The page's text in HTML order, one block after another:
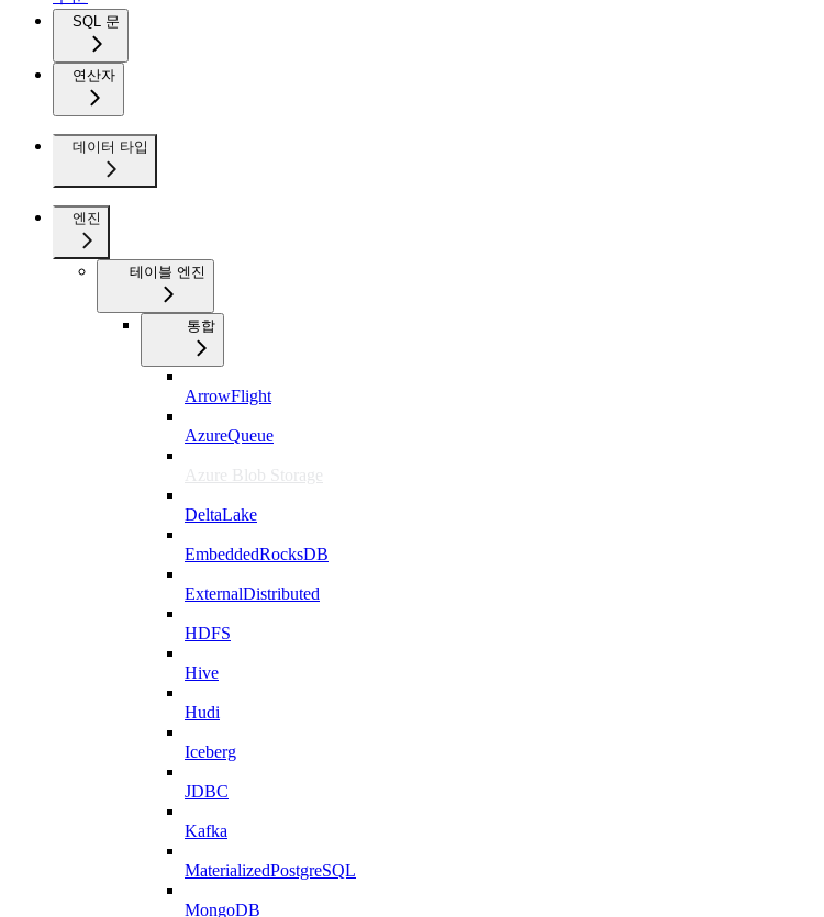
SQL 문
연산자
데이터 타입
엔진
테이블 엔진
통합
ArrowFlight
AzureQueue
Azure Blob Storage
DeltaLake
EmbeddedRocksDB
ExternalDistributed
HDFS
Hive
Hudi
Iceberg
JDBC
Kafka
MaterializedPostgreSQL
MongoDB